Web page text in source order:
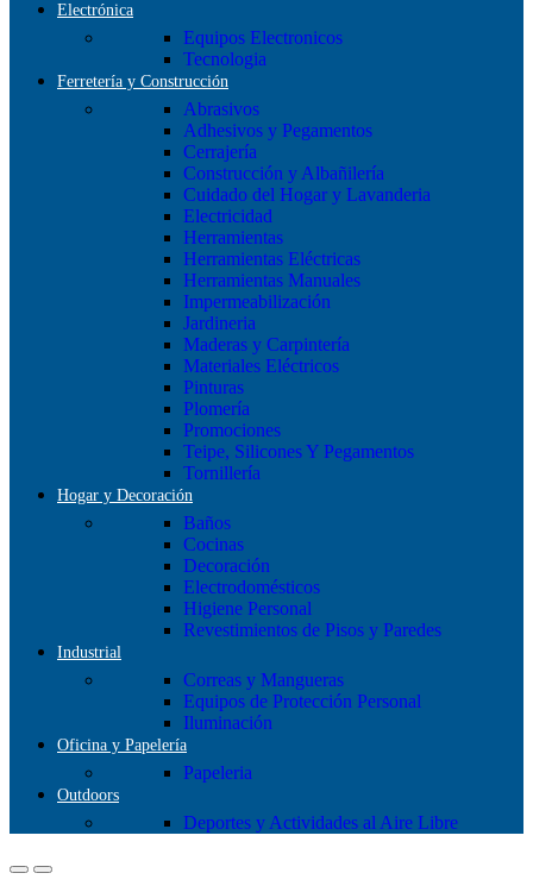
Electrónica
Equipos Electronicos
Tecnologia
Ferretería y Construcción
Abrasivos
Adhesivos y Pegamentos
Cerrajería
Construcción y Albañilería
Cuidado del Hogar y Lavanderia
Electricidad
Herramientas
Herramientas Eléctricas
Herramientas Manuales
Impermeabilización
Jardineria
Maderas y Carpintería
Materiales Eléctricos
Pinturas
Plomería
Promociones
Teipe, Silicones Y Pegamentos
Tornillería
Hogar y Decoración
Baños
Cocinas
Decoración
Electrodomésticos
Higiene Personal
Revestimientos de Pisos y Paredes
Industrial
Correas y Mangueras
Equipos de Protección Personal
Iluminación
Oficina y Papelería
Papeleria
Outdoors
Deportes y Actividades al Aire Libre